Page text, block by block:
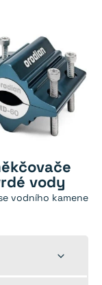
vody
vodního kamene
Rozbalit